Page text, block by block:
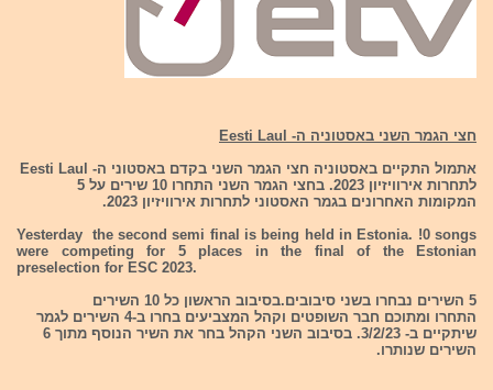
חצי הגמר השני באסטוניה ה- Eesti Laul
אתמול התקיים באסטוניה חצי הגמר השני בקדם באסטוני ה- Eesti Laul
לתחרות אירוויזיון 2023. בחצי הגמר השני התחרו 10 שירים על 5
המקומות האחרונים בגמר האסטוני לתחרות אירוויזיון 2023.
Yesterday the second semi final is being held in Estonia. !0 songs
were competing for 5 places in the final of the Estonian
preselection for ESC 2023.
5 השירים נבחרו בשני סיבובים.בסיבוב הראשון כל 10 השירים
התחרו ומתוכם חבר השופטים וקהל המצביעים בחרו ב-4 השירים לגמר
שיתקיים ב- 3/2/23. בסיבוב השני הקהל בחר את השיר הנוסף מתוך 6
השירים שנותרו.